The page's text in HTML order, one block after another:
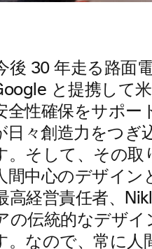
後 30 年走る路面
と提携して
全性確保をサポー
日々創造力をつ
。そして、その
間中心のデザイン
高経営責任者、
の伝統的なデザ
。なので、常に人